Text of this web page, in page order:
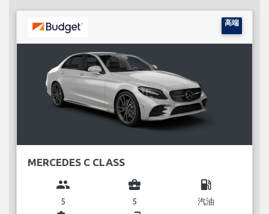
高端
MERCEDES C CLASS
group
5
business_center
5
local_gas_station
汽油